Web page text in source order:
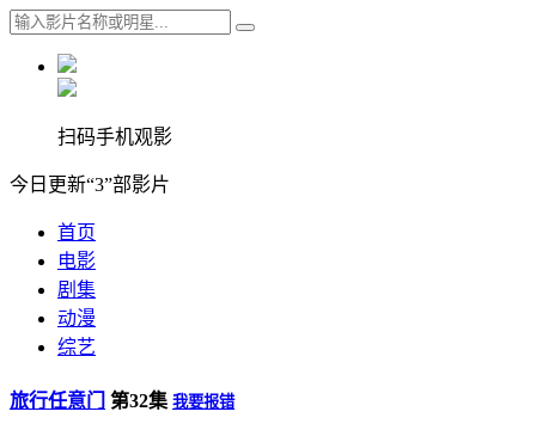
扫码手机观影
今日更新“3”部影片
首页
电影
剧集
动漫
综艺
旅行任意门 第32集 我要报错